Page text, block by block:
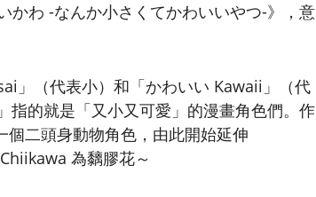
かわ -なんか小さくてかわいいやつ-》，意
」（代表小）和「かわいい Kawaii」（代
指的就是「又小又可愛」的漫畫角色們。作
二頭身動物角色，由此開始延伸
為黐膠花～